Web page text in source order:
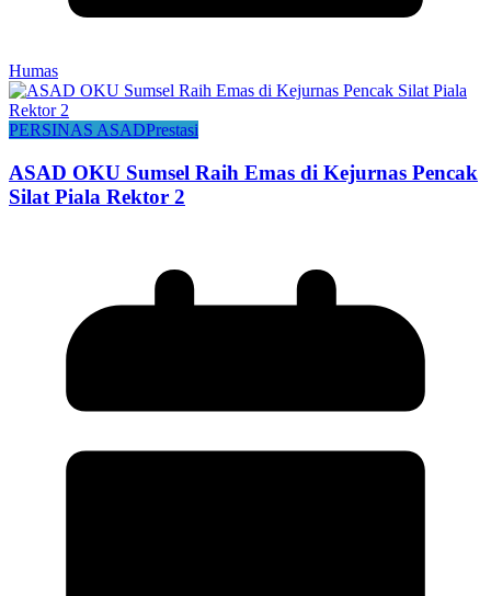
Humas
PERSINAS ASADPrestasi
ASAD OKU Sumsel Raih Emas di Kejurnas Pencak
Silat Piala Rektor 2